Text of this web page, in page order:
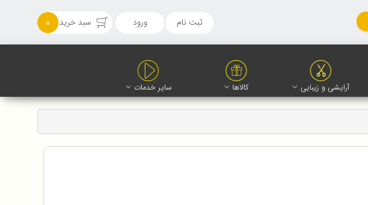
ثبت نام ورود سبد خرید 0
آرایشی و زیبایی کالاها سایر خدمات